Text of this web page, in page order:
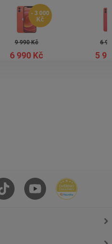
- 3 000
Kč
9 990 Kč
6 990 Kč
6
5